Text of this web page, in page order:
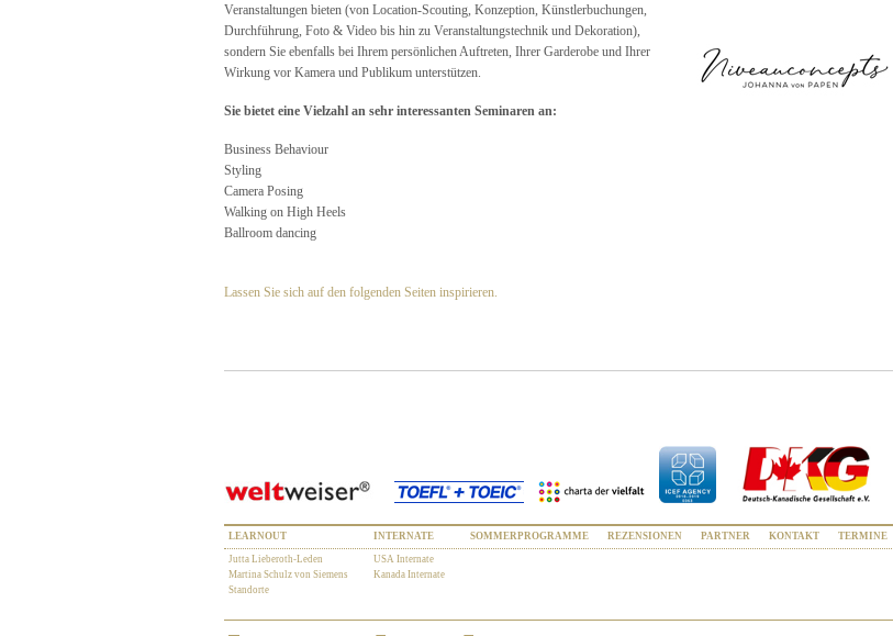
Veranstaltungen bieten (von Location-Scouting, Konzeption, Künstlerbuchungen,
Durchführung, Foto & Video bis hin zu Veranstaltungstechnik und Dekoration),
sondern Sie ebenfalls bei Ihrem persönlichen Auftreten, Ihrer Garderobe und Ihrer
Wirkung vor Kamera und Publikum unterstützen.
Sie bietet eine Vielzahl an sehr interessanten Seminaren an:
Business Behaviour
Styling
Camera Posing
Walking on High Heels
Ballroom dancing
Lassen Sie sich auf den folgenden Seiten inspirieren.
LEARNOUT
Jutta Lieberoth-Leden
Martina Schulz von Siemens
Standorte
INTERNATE
USA Internate
Kanada Internate
SOMMERPROGRAMME REZENSIONEN PARTNER KONTAKT TERMINE